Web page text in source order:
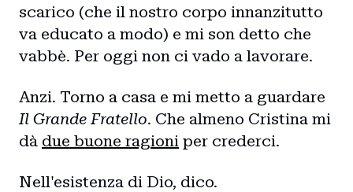
scarico (che il nostro corpo innanzitutto
va educato a modo) e mi son detto che
vabbè. Per oggi non ci vado a lavorare.
Anzi. Torno a casa e mi metto a guardare
Il Grande Fratello. Che almeno Cristina mi
dà due buone ragioni per crederci.
Nell'esistenza di Dio, dico.